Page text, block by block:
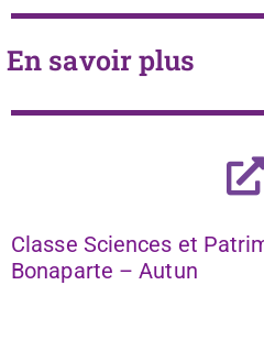
En savoir plus
Classe Sciences et
Bonaparte – Autun